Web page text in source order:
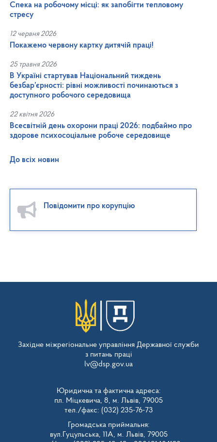
Спека на робочому місці: як запобігти тепловому
стресу
12 червня 2026
Покажемо червону картку дитячій праці!
25 травня 2026
В Україні стартував Національний тиждень
безбар’єрності: рівні можливості починаються з
доступного робочого середовища
22 квітня 2026
Всесвітній день охорони праці 2026: подбаймо про
здорове психосоціальне робоче середовище
До всіх новин
Повідомити про корупцію
Західне міжрегіональне управління Державної служби
з питань праці
lv@dsp.gov.ua
Юридична та фактична адреса:
пл. Міцкевича, 8, м. Львів, 79005
тел./факс: (032) 235-76-73
Громадська приймальня:
вул.Гуцульська, 11А, м. Львів, 79005